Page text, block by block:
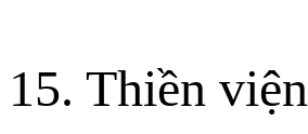
15. Thiền viện